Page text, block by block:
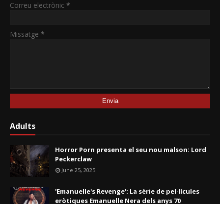
Correu electrònic *
Missatge *
Adults
Horror Porn presenta el seu nou malson: Lord
Peckerclaw
June 25, 2025
'Emanuelle's Revenge': La sèrie de pel·lícules
eròtiques Emanuelle Nera dels anys 70